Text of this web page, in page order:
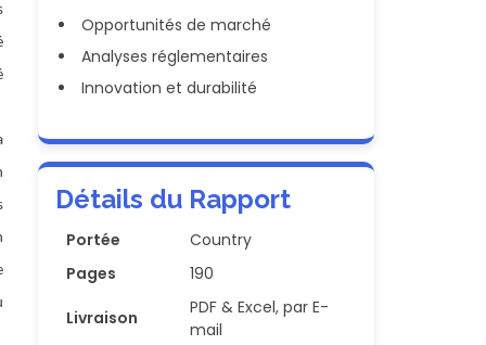
Opportunités de marché
Analyses réglementaires
Innovation et durabilité
Détails du Rapport
Portée
Country
Pages
190
Livraison
PDF & Excel, par E-
mail